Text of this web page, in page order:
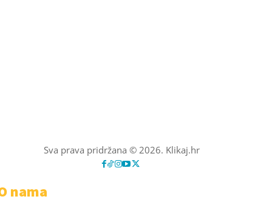
Sva prava pridržana © 2026. Klikaj.hr
nama